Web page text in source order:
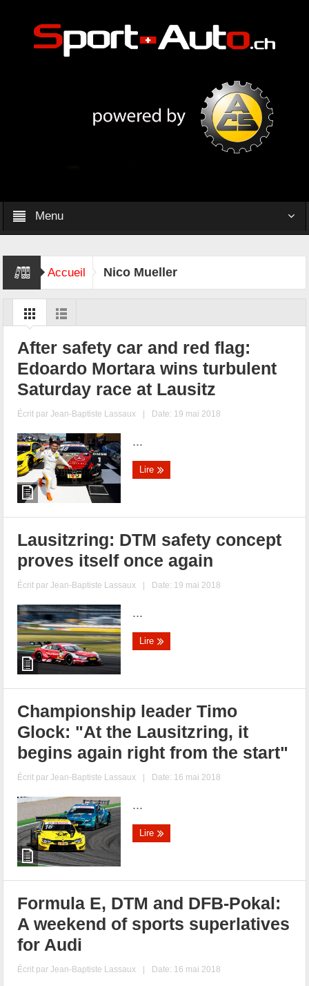
Menu
Accueil Nico Mueller
After safety car and red flag:
Edoardo Mortara wins turbulent
Saturday race at Lausitz
Écrit parJean-Baptiste Lassaux | Date: 19 mai 2018
...
Lire
Lausitzring: DTM safety concept
proves itself once again
Écrit parJean-Baptiste Lassaux | Date: 19 mai 2018
...
Lire
Championship leader Timo
Glock: "At the Lausitzring, it
begins again right from the start"
Écrit parJean-Baptiste Lassaux | Date: 16 mai 2018
...
Lire
Formula E, DTM and DFB-Pokal:
A weekend of sports superlatives
for Audi
Écrit parJean-Baptiste Lassaux | Date: 16 mai 2018